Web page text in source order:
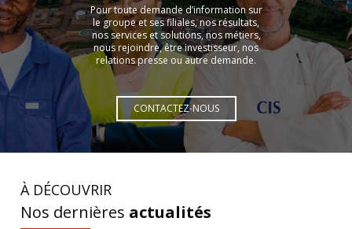
Pour toute demande d’information sur
le groupe et ses filiales, nos résultats,
nos services et solutions, nos métiers,
nous rejoindre, être investisseur, nos
relations presse ou autre demande.
CONTACTEZ-NOUS
À DÉCOUVRIR
Nos dernières actualités